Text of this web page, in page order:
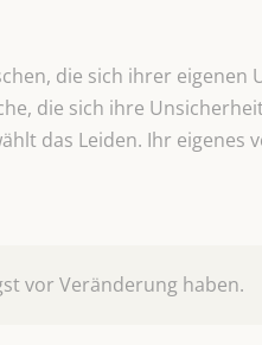
die sich ihrer
die sich ihre
das Leiden. Ihr eigenes
vor Veränderung haben.